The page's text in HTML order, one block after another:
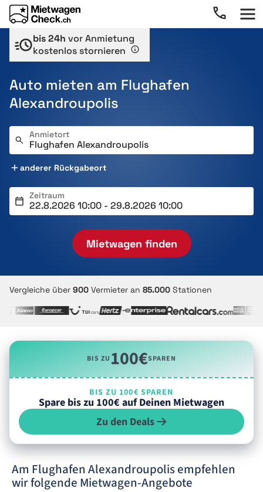
bis 24h vor Anmietung
kostenlos stornieren
Auto mieten am Flughafen
Alexandroupolis
Anmietort
anderer Rückgabeort
Zeitraum
Mietwagen finden
Vergleiche über 900 Vermieter an 85.000 Stationen
BIS ZU100€SPAREN
BIS ZU 100€ SPAREN
Spare bis zu 100€ auf Deinen Mietwagen
Zu den Deals
Am Flughafen Alexandroupolis empfehlen
wir folgende Mietwagen-Angebote